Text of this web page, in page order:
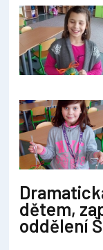
dětem,
oddělení